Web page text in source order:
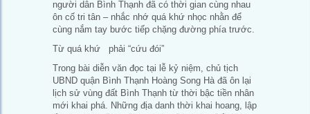
người dân Bình Thạnh đã có thời gian cùng nhau
ôn cố tri tân – nhắc nhớ quá khứ nhọc nhằn để
cùng nắm tay bước tiếp chặng đường phía trước.
Từ quá khứ phải “cứu đói”
Trong bài diễn văn đọc tại lễ kỷ niệm, chủ tịch
UBND quận Bình Thạnh Hoàng Song Hà đã ôn lại
lịch sử vùng đất Bình Thạnh từ thời bậc tiền nhân
mới khai phá. Những địa danh thời khai hoang, lập